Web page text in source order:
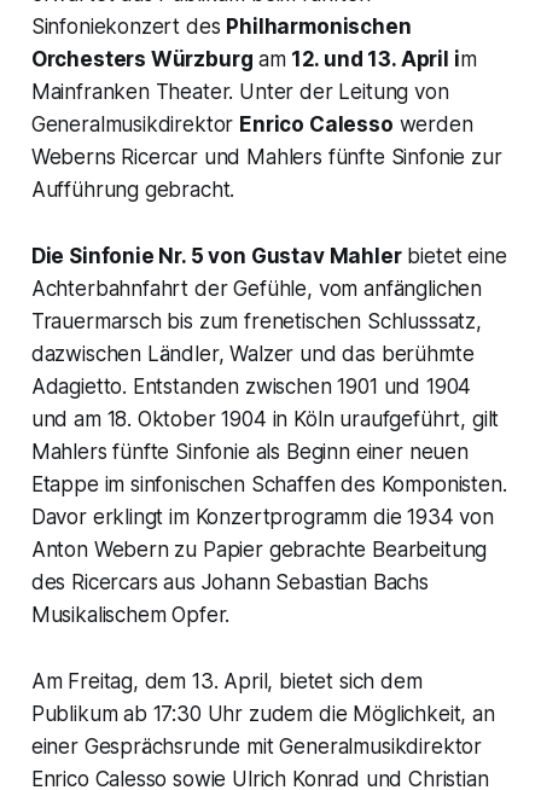
Sinfoniekonzert des Philharmonischen
Orchesters Würzburg am12. und 13. April im
Mainfranken Theater. Unter der Leitung von
Generalmusikdirektor Enrico Calesso werden
Weberns Ricercar und Mahlers fünfte Sinfonie zur
Aufführung gebracht.
Die Sinfonie Nr. 5 von Gustav Mahlerbietet eine
Achterbahnfahrt der Gefühle, vom anfänglichen
Trauermarsch bis zum frenetischen Schlusssatz,
dazwischen Ländler, Walzer und das berühmte
Adagietto. Entstanden zwischen 1901 und 1904
und am 18. Oktober 1904 in Köln uraufgeführt, gilt
Mahlers fünfte Sinfonie als Beginn einer neuen
Etappe im sinfonischen Schaffen des Komponisten.
Davor erklingt im Konzertprogramm die 1934 von
Anton Webern zu Papier gebrachte Bearbeitung
des Ricercars aus Johann Sebastian Bachs
Musikalischem Opfer.
Am Freitag, dem 13. April, bietet sich dem
Publikum ab 17:30 Uhr zudem die Möglichkeit, an
einer Gesprächsrunde mit Generalmusikdirektor
Enrico Calesso sowie Ulrich Konrad und Christian